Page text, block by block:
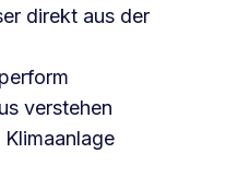
direkt aus der
verstehen